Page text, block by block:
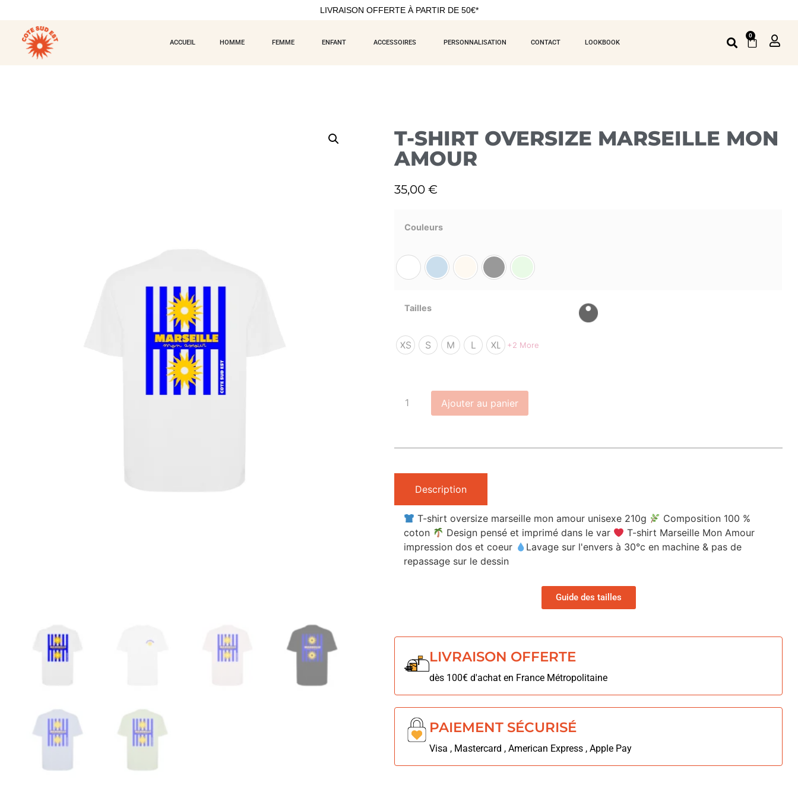
LIVRAISON OFFERTE À PARTIR DE 50€*
ACCUEIL HOMME FEMME ENFANT ACCESSOIRES PERSONNALISATION CONTACT LOOKBOOK
0
T-SHIRT OVERSIZE MARSEILLE MON
AMOUR
35,00€
Couleurs
Tailles
XS S M L XL +2 More
Ajouter au panier
Description
T-shirt oversize marseille mon amour unisexe 210g
Composition 100 %
coton
Design pensé et imprimé dans le var
T-shirt Marseille Mon Amour
impression dos et coeur
Lavage sur l'envers à 30°c en machine & pas de
repassage sur le dessin
Guide des tailles
LIVRAISON OFFERTE
dès 100€ d'achat en France Métropolitaine
PAIEMENT SÉCURISÉ
Visa , Mastercard , American Express , Apple Pay